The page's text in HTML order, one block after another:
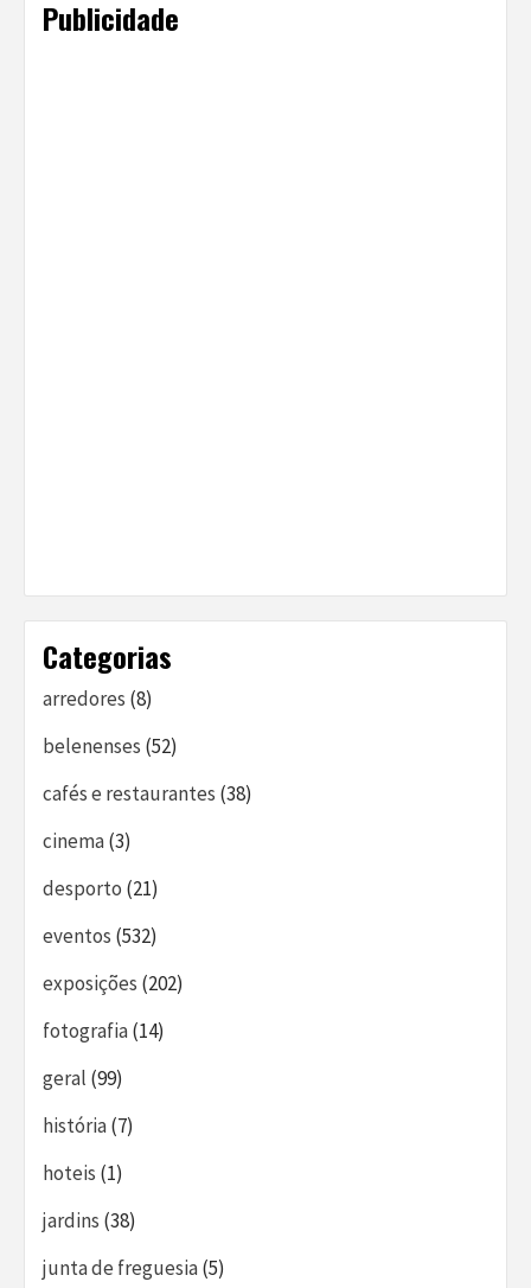
Publicidade
Categorias
arredores (8)
belenenses (52)
cafés e restaurantes (38)
cinema(3)
desporto (21)
eventos (532)
exposições (202)
fotografia(14)
geral (99)
história(7)
hoteis (1)
jardins (38)
junta de freguesia(5)